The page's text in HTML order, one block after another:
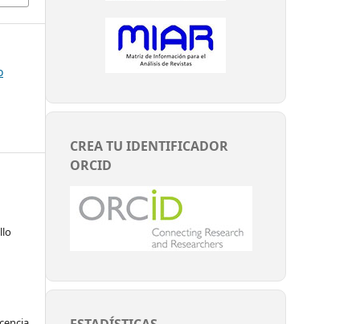
CREA TU IDENTIFICADOR
ORCID